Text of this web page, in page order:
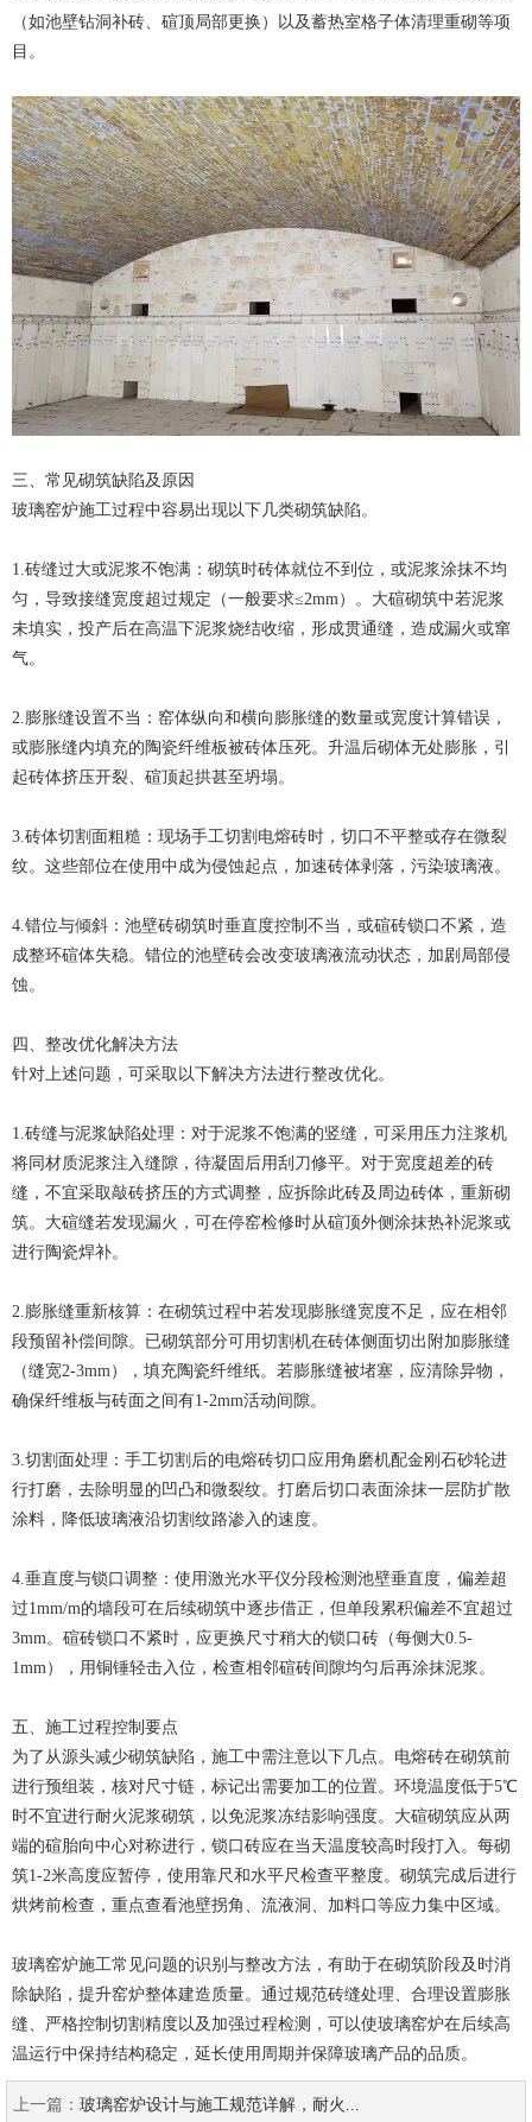
（如池壁钻洞补砖、碹顶局部更换）以及蓄热室格子体清理重砌等项
目。
三、常见砌筑缺陷及原因
玻璃窑炉施工过程中容易出现以下几类砌筑缺陷。
1.砖缝过大或泥浆不饱满：砌筑时砖体就位不到位，或泥浆涂抹不均
匀，导致接缝宽度超过规定（一般要求≤2mm）。大碹砌筑中若泥浆
未填实，投产后在高温下泥浆烧结收缩，形成贯通缝，造成漏火或窜
气。
2.膨胀缝设置不当：窑体纵向和横向膨胀缝的数量或宽度计算错误，
或膨胀缝内填充的陶瓷纤维板被砖体压死。升温后砌体无处膨胀，引
起砖体挤压开裂、碹顶起拱甚至坍塌。
3.砖体切割面粗糙：现场手工切割电熔砖时，切口不平整或存在微裂
纹。这些部位在使用中成为侵蚀起点，加速砖体剥落，污染玻璃液。
4.错位与倾斜：池壁砖砌筑时垂直度控制不当，或碹砖锁口不紧，造
成整环碹体失稳。错位的池壁砖会改变玻璃液流动状态，加剧局部侵
蚀。
四、整改优化解决方法
针对上述问题，可采取以下解决方法进行整改优化。
1.砖缝与泥浆缺陷处理：对于泥浆不饱满的竖缝，可采用压力注浆机
将同材质泥浆注入缝隙，待凝固后用刮刀修平。对于宽度超差的砖
缝，不宜采取敲砖挤压的方式调整，应拆除此砖及周边砖体，重新砌
筑。大碹缝若发现漏火，可在停窑检修时从碹顶外侧涂抹热补泥浆或
进行陶瓷焊补。
2.膨胀缝重新核算：在砌筑过程中若发现膨胀缝宽度不足，应在相邻
段预留补偿间隙。已砌筑部分可用切割机在砖体侧面切出附加膨胀缝
（缝宽2-3mm），填充陶瓷纤维纸。若膨胀缝被堵塞，应清除异物，
确保纤维板与砖面之间有1-2mm活动间隙。
3.切割面处理：手工切割后的电熔砖切口应用角磨机配金刚石砂轮进
行打磨，去除明显的凹凸和微裂纹。打磨后切口表面涂抹一层防扩散
涂料，降低玻璃液沿切割纹路渗入的速度。
4.垂直度与锁口调整：使用激光水平仪分段检测池壁垂直度，偏差超
过1mm/m的墙段可在后续砌筑中逐步借正，但单段累积偏差不宜超过
3mm。碹砖锁口不紧时，应更换尺寸稍大的锁口砖（每侧大0.5-
1mm），用铜锤轻击入位，检查相邻碹砖间隙均匀后再涂抹泥浆。
五、施工过程控制要点
为了从源头减少砌筑缺陷，施工中需注意以下几点。电熔砖在砌筑前
进行预组装，核对尺寸链，标记出需要加工的位置。环境温度低于5℃
时不宜进行耐火泥浆砌筑，以免泥浆冻结影响强度。大碹砌筑应从两
端的碹胎向中心对称进行，锁口砖应在当天温度较高时段打入。每砌
筑1-2米高度应暂停，使用靠尺和水平尺检查平整度。砌筑完成后进行
烘烤前检查，重点查看池壁拐角、流液洞、加料口等应力集中区域。
玻璃窑炉施工常见问题的识别与整改方法，有助于在砌筑阶段及时消
除缺陷，提升窑炉整体建造质量。通过规范砖缝处理、合理设置膨胀
缝、严格控制切割精度以及加强过程检测，可以使玻璃窑炉在后续高
温运行中保持结构稳定，延长使用周期并保障玻璃产品的品质。
上一篇： 玻璃窑炉设计与施工规范详解，耐火...